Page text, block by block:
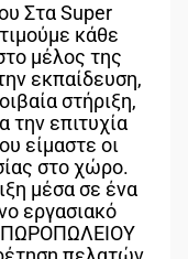
Στα Super
κάθε
μέλος της
εκπαίδευση,
στήριξη,
την επιτυχία
είμαστε οι
στο χώρο.
μέσα σε ένα
εργασιακό